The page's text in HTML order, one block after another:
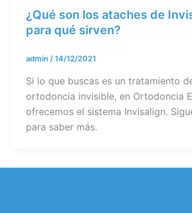
¿Qué son los ataches de
para qué sirven?
admin /14/12/2021
Si lo que buscas es un tratamiento
ortodoncia invisible, en Ortodoncia
ofrecemos el sistema Invisalign.
para saber más.